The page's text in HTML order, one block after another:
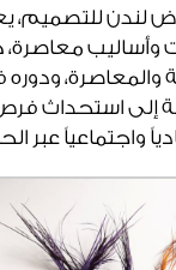
للتصميم،
وأساليب
والمعاصرة،
إلى استحداث
واجتماعياً عبر